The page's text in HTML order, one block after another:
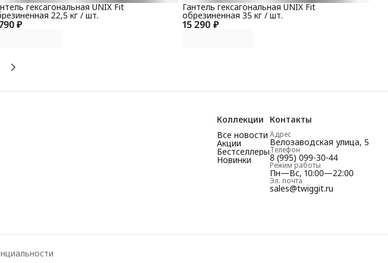
₽
гексагональная UNIX Fit
22,5 кг / шт.
15 290 ₽
Гантель гексагональная UNIX Fit
обрезиненная 35 кг / шт.
Коллекции
Все новости
Акции
Бестселлеры
Новинки
Контакты
Адрес
Велозаводская улица, 5
Телефон
8 (995) 099-30-44
Режим работы
Пн—Вс, 10:00—22:00
Эл. почта
sales@twiggit.ru